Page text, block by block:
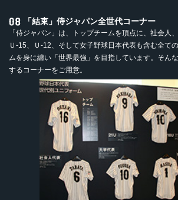
「結束」侍ジャパン全世代コーナー
「侍ジャパン」は、トップチームを頂点に、社会人
Ｕ-15、Ｕ-12、そして女子野球日本代表も含む全て
ムを身に纏い「世界最強」を目指しています。そん
するコーナーをご用意。